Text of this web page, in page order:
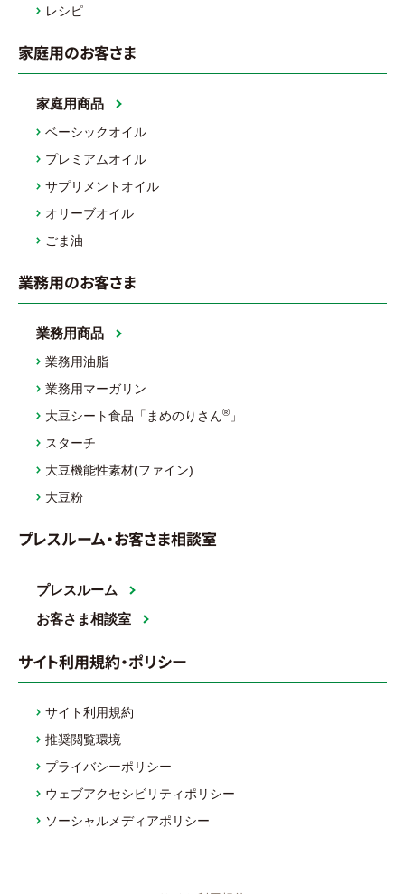
レシピ
家庭用のお客さま
家庭用商品
ベーシックオイル
プレミアムオイル
サプリメントオイル
オリーブオイル
ごま油
業務用のお客さま
業務用商品
業務用油脂
業務用マーガリン
大豆シート食品「まめのりさん® 」
スターチ
大豆機能性素材(ファイン)
大豆粉
プレスルーム・お客さま相談室
プレスルーム
お客さま相談室
サイト利用規約・ポリシー
サイト利用規約
推奨閲覧環境
プライバシーポリシー
ウェブアクセシビリティポリシー
ソーシャルメディアポリシー